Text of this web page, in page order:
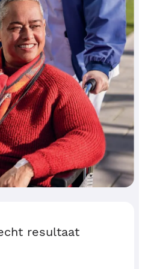
zijn voor een
zijn acne littekens in de
vorm van knobbeltjes op
met de laser wordt de
collageen en elastine
met de CO2-laser is snel,
zeer nauwkeurig.
mechanisch te
slijptechniek,
van de ontstane
ook acne littekens op de
worden.
resultaat